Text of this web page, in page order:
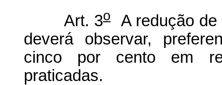
Art. 3o
A redução
deverá observar,
cinco por cento em
praticadas.